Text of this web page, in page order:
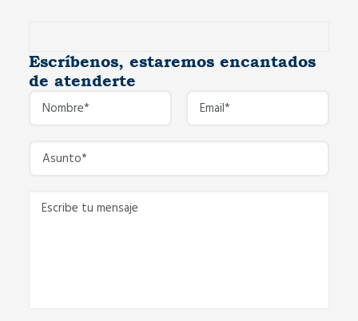
Escríbenos, estaremos encantados
de atenderte